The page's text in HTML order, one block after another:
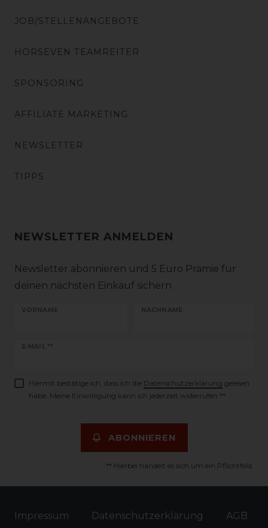
JOB/STELLENANGEBOTE
HORSEVEN TEAMREITER
SPONSORING
AFFILIATE MARKETING
NEWSLETTER
TIPPS
NEWSLETTER ANMELDEN
Newsletter abonnieren und 5 Euro Prämie für
deinen nächsten Einkauf sichern
VORNAME NACHNAME
E-MAIL **
Newsletter
Hiermit bestätige ich, dass ich die Daten­schutz­erklärung gelesen
habe. Meine Einwilligung kann ich jederzeit widerrufen.**
ABONNIEREN
** Hierbei handelt es sich um ein Pflichtfeld.
Impressum Daten­schutz­erklärung AGB